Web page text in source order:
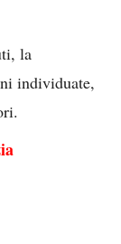
la
individuate,